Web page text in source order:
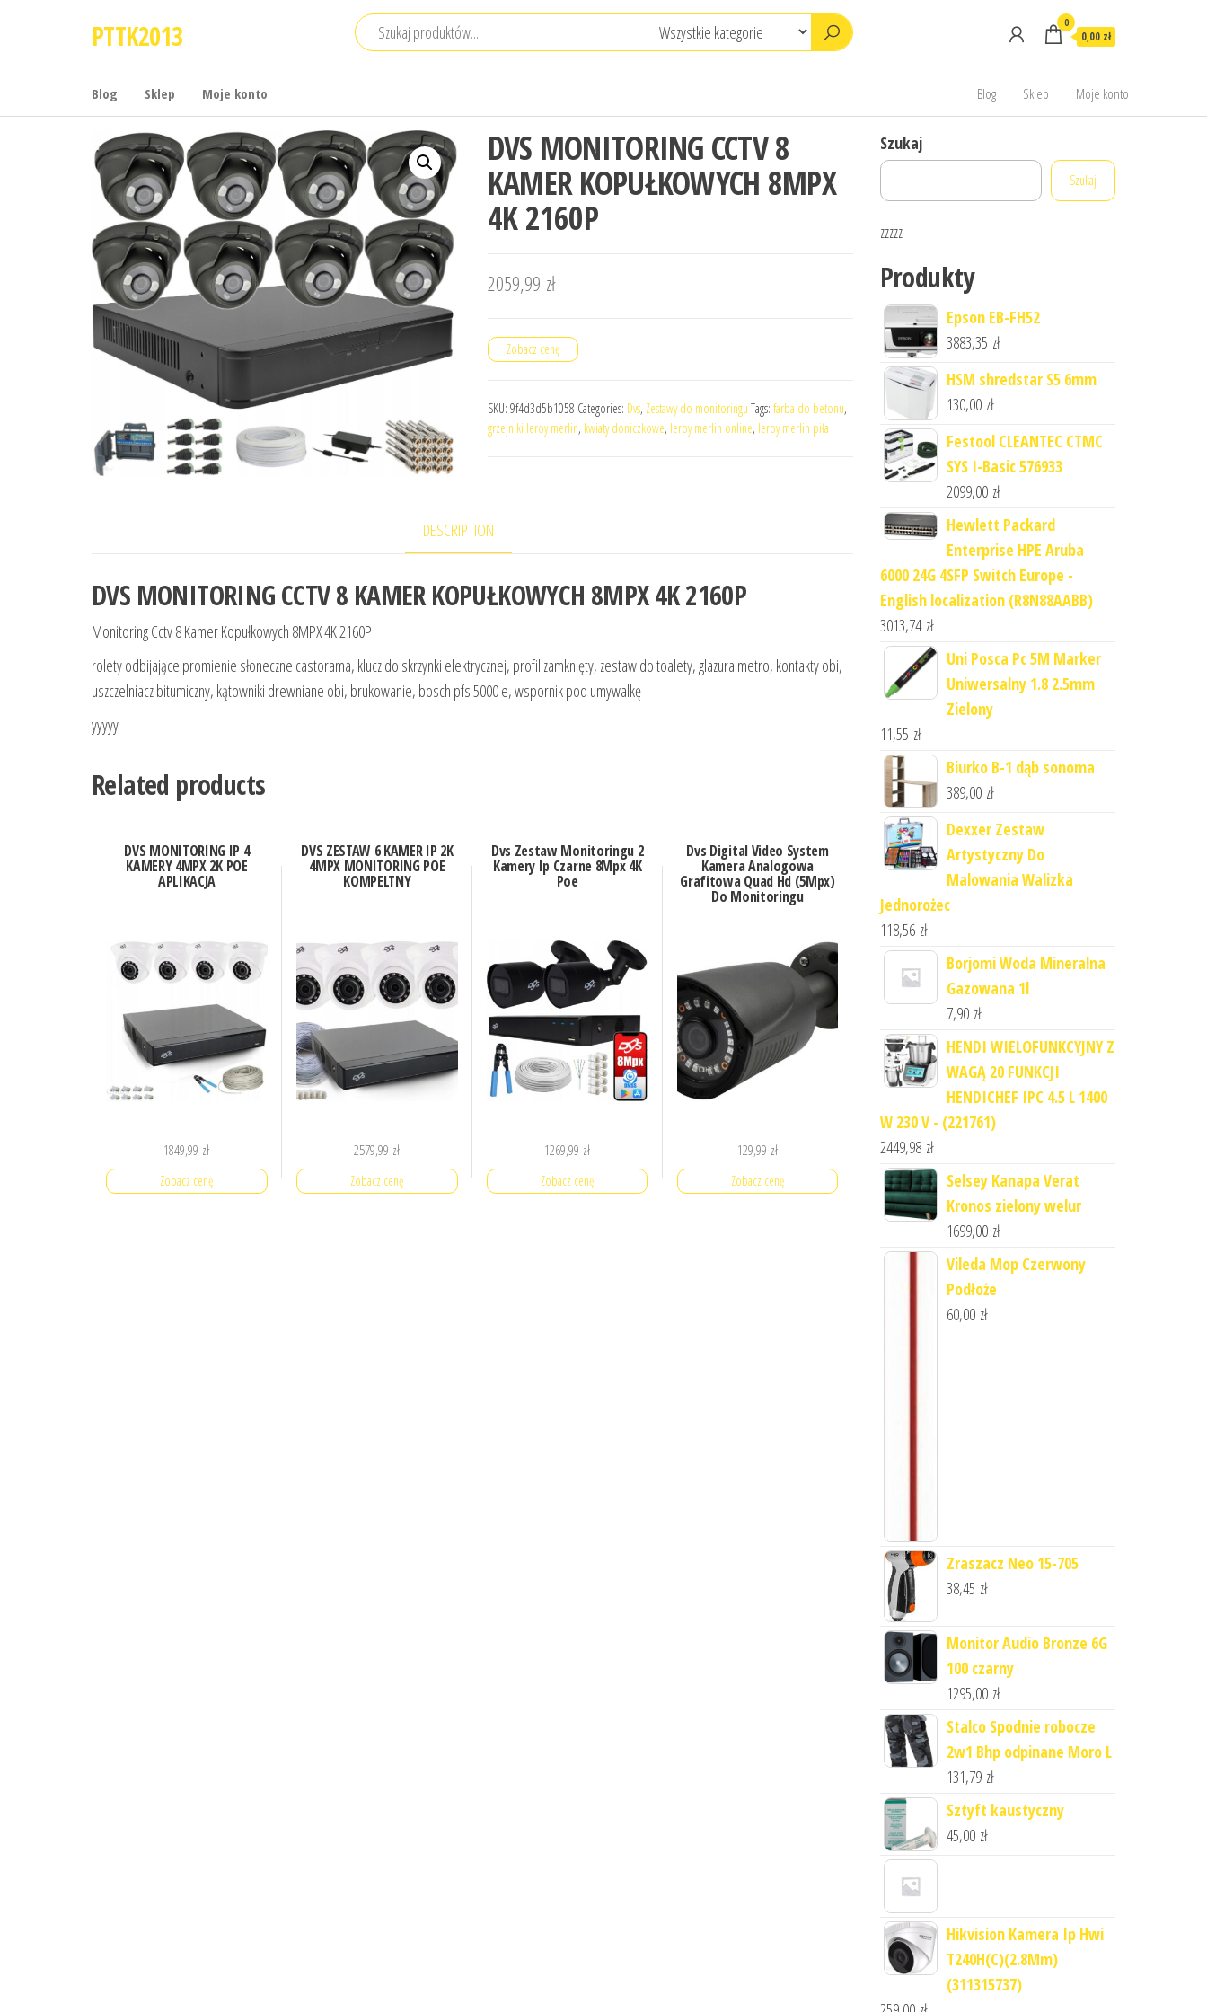
PTTK2013 0
0,00 zł
Blog Sklep Moje konto Blog Sklep Moje konto
DVS MONITORING CCTV 8
KAMER KOPUŁKOWYCH 8MPX
4K 2160P
2059,99 zł
Zobacz cenę
SKU: 9f4d3d5b1058 Categories: Dvs, Zestawy do monitoringu Tags: farba do betonu,
grzejniki leroy merlin, kwiaty doniczkowe, leroy merlin online, leroy merlin piła
DESCRIPTION
DVS MONITORING CCTV 8 KAMER KOPUŁKOWYCH 8MPX 4K 2160P
Monitoring Cctv 8 Kamer Kopułkowych 8MPX 4K 2160P
rolety odbijające promienie słoneczne castorama, klucz do skrzynki elektrycznej, profil zamknięty, zestaw do toalety, glazura metro, kontakty obi,
uszczelniacz bitumiczny, kątowniki drewniane obi, brukowanie, bosch pfs 5000 e, wspornik pod umywalkę
yyyyy
Related products
DVS MONITORING IP 4
KAMERY 4MPX 2K POE
APLIKACJA
1849,99 zł
Zobacz cenę
DVS ZESTAW 6 KAMER IP 2K
4MPX MONITORING POE
KOMPELTNY
2579,99 zł
Zobacz cenę
Dvs Zestaw Monitoringu 2
Kamery Ip Czarne 8Mpx 4K
Poe
1269,99 zł
Zobacz cenę
Dvs Digital Video System
Kamera Analogowa
Grafitowa Quad Hd (5Mpx)
Do Monitoringu
129,99 zł
Zobacz cenę
Szukaj
Szukaj
zzzzz
Produkty
Epson EB-FH52
3883,35 zł
HSM shredstar S5 6mm
130,00 zł
Festool CLEANTEC CTMC
SYS I-Basic 576933
2099,00 zł
Hewlett Packard
Enterprise HPE Aruba
6000 24G 4SFP Switch Europe -
English localization (R8N88AABB)
3013,74 zł
Uni Posca Pc 5M Marker
Uniwersalny 1.8 2.5mm
Zielony
11,55 zł
Biurko B-1 dąb sonoma
389,00 zł
Dexxer Zestaw
Artystyczny Do
Malowania Walizka
Jednorożec
118,56 zł
Borjomi Woda Mineralna
Gazowana 1l
7,90 zł
HENDI WIELOFUNKCYJNY Z
WAGĄ 20 FUNKCJI
HENDICHEF IPC 4.5 L 1400
W 230 V - (221761)
2449,98 zł
Selsey Kanapa Verat
Kronos zielony welur
1699,00 zł
Vileda Mop Czerwony
Podłoże
60,00 zł
Zraszacz Neo 15-705
38,45 zł
Monitor Audio Bronze 6G
100 czarny
1295,00 zł
Stalco Spodnie robocze
2w1 Bhp odpinane Moro L
131,79 zł
Sztyft kaustyczny
45,00 zł
Hikvision Kamera Ip Hwi
T240H(C)(2.8Mm)
(311315737)